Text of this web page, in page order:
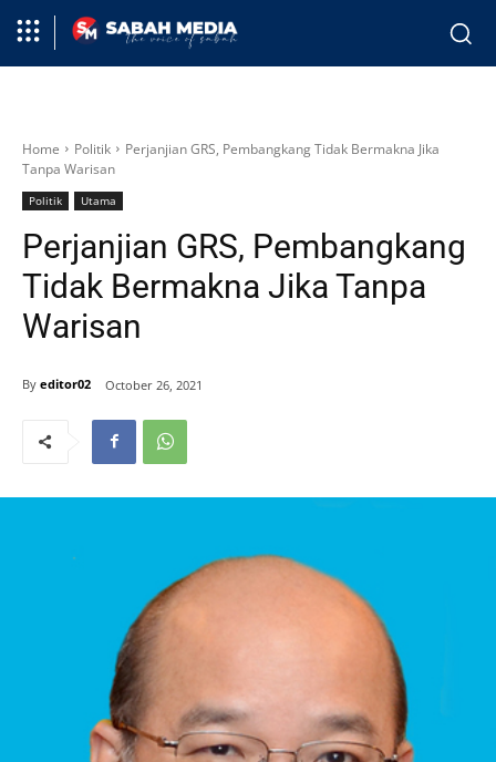
Home Politik
Perjanjian GRS, Pembangkang Tidak Bermakna Jika
Tanpa Warisan
Politik Utama
Perjanjian GRS, Pembangkang
Tidak Bermakna Jika Tanpa
Warisan
By editor02 October 26, 2021